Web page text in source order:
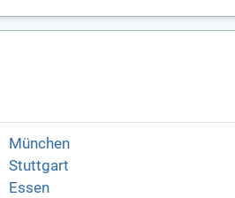
München
Stuttgart
Essen